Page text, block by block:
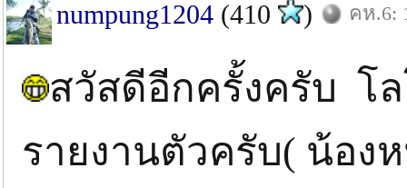
numpung1204 (410 ) คห.6:
สวัสดีอีกครั้งครับ โ
รายงานตัวครับ( น้อง